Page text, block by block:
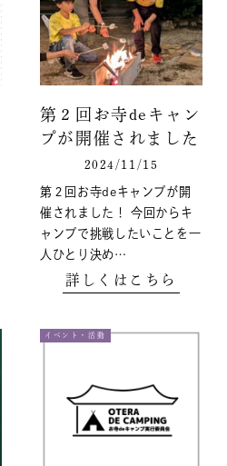
第２回お寺deキャン
プが開催されました
2024/11/15
第２回お寺deキャンプが開
催されました！ 今回からキ
ャンプで挑戦したいことを一
人ひとり決め…
詳しくはこちら
イベント・活動